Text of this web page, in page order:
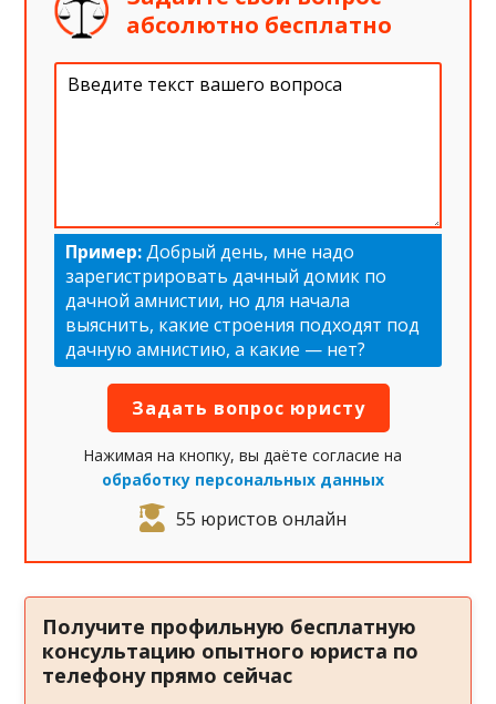
абсолютно бесплатно
Пример:Добрый день, мне надо
зарегистрировать дачный домик по
дачной амнистии, но для начала
выяснить, какие строения подходят под
дачную амнистию, а какие — нет?
Нажимая на кнопку, вы даёте согласие на
обработку персональных данных
55 юристов онлайн
Получите профильную бесплатную
консультацию опытного юриста по
телефону прямо сейчас